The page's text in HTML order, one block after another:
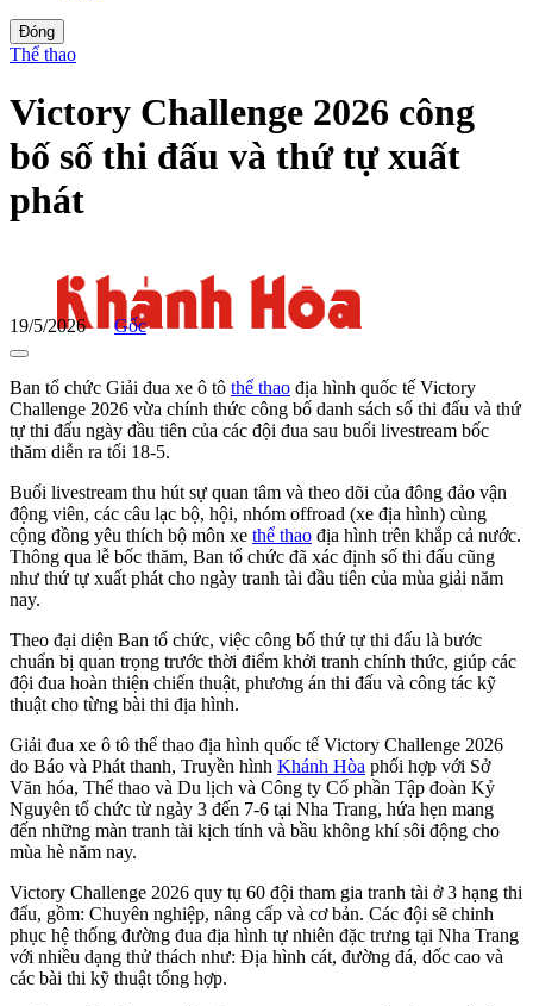
Đóng
Thể thao
Victory Challenge 2026 công
bố số thi đấu và thứ tự xuất
phát
19/5/2026 Gốc
Ban tổ chức Giải đua xe ô tô thể thao địa hình quốc tế Victory
Challenge 2026 vừa chính thức công bố danh sách số thi đấu và thứ
tự thi đấu ngày đầu tiên của các đội đua sau buổi livestream bốc
thăm diễn ra tối 18-5.
Buổi livestream thu hút sự quan tâm và theo dõi của đông đảo vận
động viên, các câu lạc bộ, hội, nhóm offroad (xe địa hình) cùng
cộng đồng yêu thích bộ môn xe thể thao địa hình trên khắp cả nước.
Thông qua lễ bốc thăm, Ban tổ chức đã xác định số thi đấu cũng
như thứ tự xuất phát cho ngày tranh tài đầu tiên của mùa giải năm
nay.
Theo đại diện Ban tổ chức, việc công bố thứ tự thi đấu là bước
chuẩn bị quan trọng trước thời điểm khởi tranh chính thức, giúp các
đội đua hoàn thiện chiến thuật, phương án thi đấu và công tác kỹ
thuật cho từng bài thi địa hình.
Giải đua xe ô tô thể thao địa hình quốc tế Victory Challenge 2026
do Báo và Phát thanh, Truyền hình Khánh Hòa phối hợp với Sở
Văn hóa, Thể thao và Du lịch và Công ty Cổ phần Tập đoàn Kỷ
Nguyên tổ chức từ ngày 3 đến 7-6 tại Nha Trang, hứa hẹn mang
đến những màn tranh tài kịch tính và bầu không khí sôi động cho
mùa hè năm nay.
Victory Challenge 2026 quy tụ 60 đội tham gia tranh tài ở 3 hạng thi
đấu, gồm: Chuyên nghiệp, nâng cấp và cơ bản. Các đội sẽ chinh
phục hệ thống đường đua địa hình tự nhiên đặc trưng tại Nha Trang
với nhiều dạng thử thách như: Địa hình cát, đường đá, dốc cao và
các bài thi kỹ thuật tổng hợp.